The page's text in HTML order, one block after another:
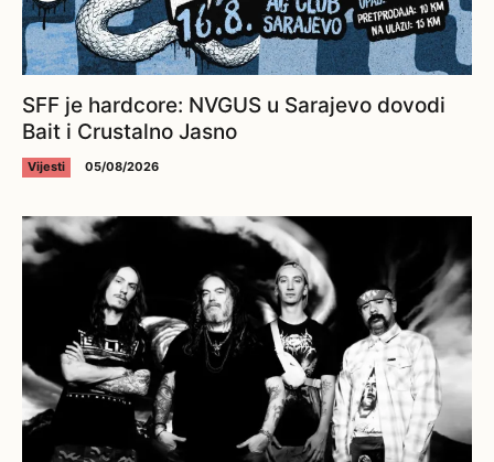
SFF je hardcore: NVGUS u Sarajevo dovodi
Bait i Crustalno Jasno
Vijesti 05/08/2026